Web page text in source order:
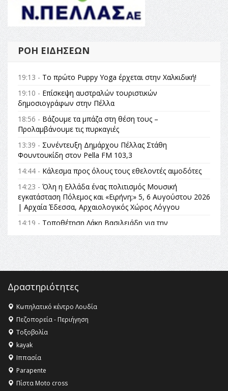
ΡΟΉ ΕΙΔΉΣΕΩΝ
19:13 - Το πρώτο Puppy Yoga έρχεται στην Χαλκιδική!
19:10 - Επίσκεψη αυστραλών τουριστικών
δημοσιογράφων στην Πέλλα
18:56 - Βάζουμε τα μπάζα στη θέση τους –
Προλαμβάνουμε τις πυρκαγιές
13:39 - Συνέντευξη Δημάρχου Πέλλας Στάθη
Φουντουκίδη στον Pella FM 103,3
14:44 - Κάλεσμα προς όλους τους εθελοντές αιμοδότες
14:23 - Όλη η Ελλάδα ένας πολιτισμός Μουσική
εγκατάσταση Πόλεμος και «Ειρήνη;» 5, 6 Αυγούστου 2026
| Αρχαία Έδεσσα, Αρχαιολογικός Χώρος Λόγγου
14:19 - Τοποθέτηση Λάκη Βασιλειάδη για την
Αναθεώρηση του Συντάγματος: «Σε τέτοιες κορυφαίες
θεσμικές διαδικασίες υπάρχει μόνο η ευθύνη απέναντι
στις επόμενες γενιές»
16:35 -Το πρόγραμμα του ΠΑΟΚ στον δεύτερο γύρο του
16:27 - Όλυμπος: Εντάχθηκε στον Κατάλογο Παγκόσμιας
Κληρονομιάς της UNESCO – Ομόφωνη η απόφαση Ο
Όλυμπος αναγνωρίστηκε ως φυσικό και πολιτιστικό
αγαθό εξέχουσας οικουμενικής αξίας για την
ανθρωπότητα
16:18 -
ΣΤΗΝ ΕΔΕΣΣΑ
Δραστηριότητες
Κωπηλατικό κέντρο Λουδία
Πεζοπορεία - Περιήγηση
Τοξοβολία
kayak
Ιππασία
Parapente
Πίστα Moto cross